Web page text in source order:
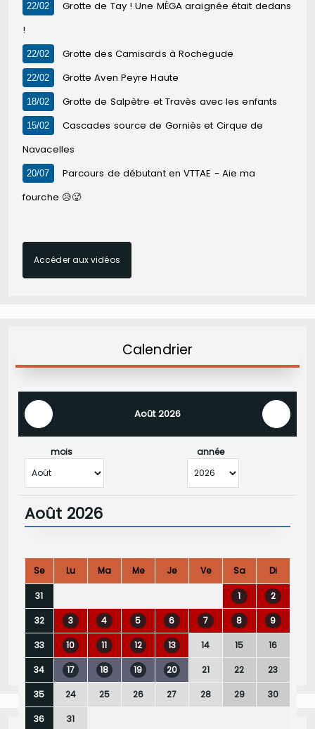
22/02
Grotte de Tay ! Une MÉGA araignée était dedans
!
22/02 Grotte des Camisards à Rochegude
22/02 Grotte Aven Peyre Haute
18/02 Grotte de Salpètre et Travès avec les enfants
15/02
Cascades source de Gorniès et Cirque de
Navacelles
20/07
Parcours de débutant en VTTAE - Aie ma
fourche 😥🥵
Accéder aux vidéos
Calendrier
Août 2026
mois année
Août 2026
Se Lu Ma Me Je Ve Sa Di
31 1 2
32 3 4 5 6 7 8 9
33 10 11 12 13 14 15 16
34 17 18 19 20 21 22 23
35 24 25 26 27 28 29 30
36 31